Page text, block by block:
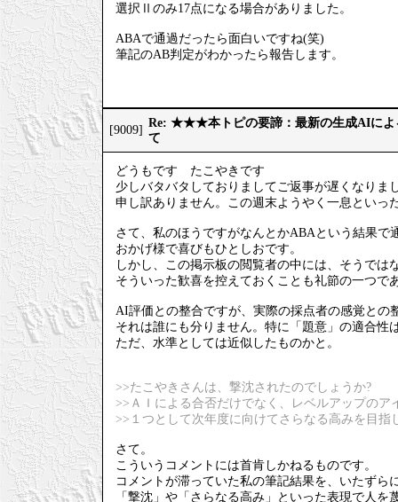
選択Ⅱのみ17点になる場合がありました。
ABAで通過だったら面白いですね(笑)
筆記のAB判定がわかったら報告します。
[9009]
Re: ★★★本トピの要諦：最新の生成AIによ
て
どうもです たこやきです
少しバタバタしておりましてご返事が遅くなりま
申し訳ありません。この週末ようやく一息といっ
さて、私のほうですがなんとかABAという結果で
おかげ様で喜びもひとしおです。
しかし、この掲示板の閲覧者の中には、そうでは
そういった歓喜を控えておくことも礼節の一つで
AI評価との整合ですが、実際の採点者の感覚との
それは誰にも分りません。特に「題意」の適合性
ただ、水準としては近似したものかと。
>>たこやきさんは、撃沈されたのでしょうか?
>>ＡＩによる合否だけでなく、レベルアップのア
>>１つとして次年度に向けてさらなる高みを目指
さて。
こういうコメントには首肯しかねるものです。
コメントが滞っていた私の筆記結果を、いたずら
「撃沈」や「さらなる高み」といった表現で人を